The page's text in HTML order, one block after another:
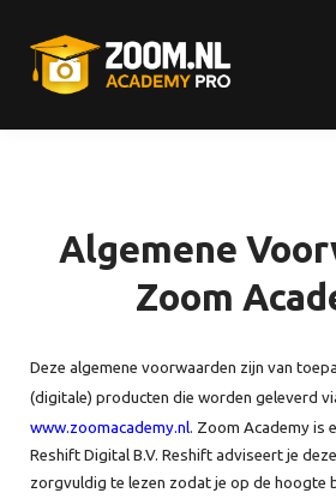
Presets
Inloggen
Algemene
Zoom
Deze algemene voorwaarden zijn van
(digitale) producten die worden geleverd
www.zoomacademy.nl. Zoom Academy is
Reshift Digital B.V. Reshift adviseert je
zorgvuldig te lezen zodat je op de hoogte